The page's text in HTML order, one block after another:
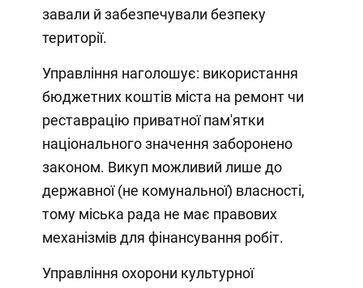
завали й забезпечували безпеку
території.
Управління наголошує: використання
бюджетних коштів міста на ремонт чи
реставрацію приватної пам'ятки
національного значення заборонено
законом. Викуп можливий лише до
державної (не комунальної) власності,
тому міська рада не має правових
механізмів для фінансування робіт.
Управління охорони культурної